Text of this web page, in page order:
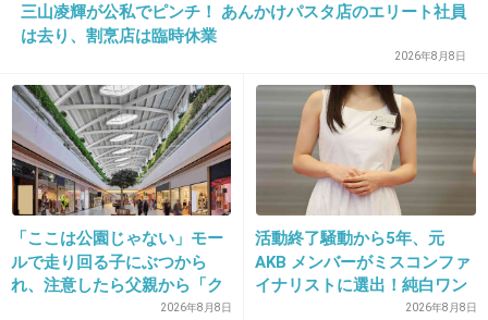
私は旦那の役回りは補助でいいけどな。
対等に文句つけられたりしたら、それこそスト
レス！
+31
30. 匿名2014/07/08(火) 22:19:40
里帰りしなかったけど、旦那は家事育児一切や
りませんけど。
三山凌輝が公私でピンチ！ あんかけパスタ店のエリート社員
は去り、割烹店は臨時休業
2026年8月8日
「ここは公園じゃない」モー
ルで走り回る子にぶつから
れ、注意したら父親から「ク
ソババア」の暴言。「子ども
2026年8月8日
活動終了騒動から5年、元
AKB メンバーがミスコンファ
イナリストに選出！純白ワン
2026年8月8日